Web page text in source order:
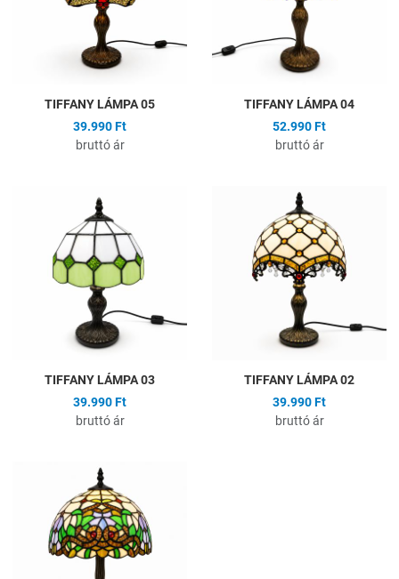
TIFFANY LÁMPA 05
39.990 Ft
bruttó ár
TIFFANY LÁMPA 04
52.990 Ft
bruttó ár
Hozzáadás a kívánságlistához
Összehasonlítás
Gyors nézet
TIFFANY LÁMPA 03
39.990 Ft
bruttó ár
TIFFANY LÁMPA 02
39.990 Ft
bruttó ár